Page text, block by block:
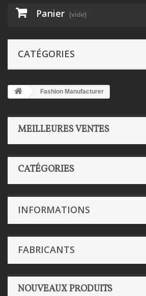
Panier (vide)
CATÉGORIES
Fashion Manufacturer
MEILLEURES VENTES
CATÉGORIES
INFORMATIONS
FABRICANTS
NOUVEAUX PRODUITS